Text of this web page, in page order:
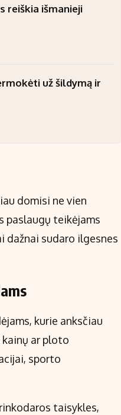
reiškia išmanieji
už šildymą ir
domisi ne vien
paslaugų teikėjams
dažnai sudaro ilgesnes
kurie anksčiau
ar ploto
sporto
taisykles,